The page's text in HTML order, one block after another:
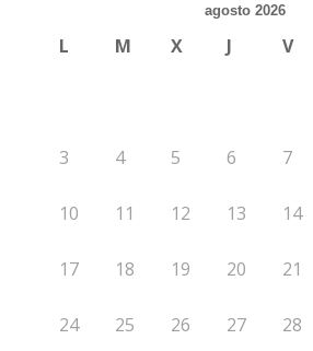
agosto 2026
L M X J V
3 4 5 6 7
10 11 12 13 14
17 18 19 20 21
24 25 26 27 28